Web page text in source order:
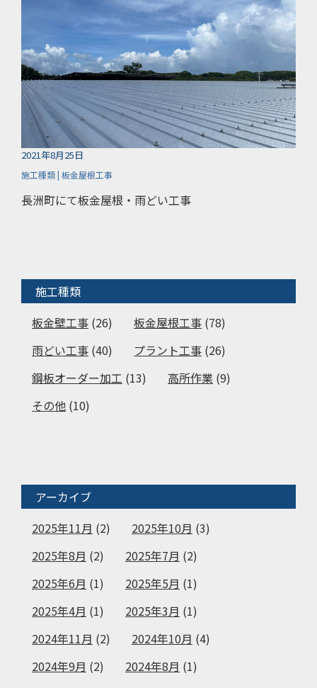
2021年8月25日
施工種類 | 板金屋根工事
長洲町にて板金屋根・雨どい工事
施工種類
板金壁工事 (26) 板金屋根工事 (78)
雨どい工事 (40) プラント工事 (26)
鋼板オーダー加工 (13) 高所作業 (9)
その他 (10)
アーカイブ
2025年11月 (2) 2025年10月 (3)
2025年8月 (2) 2025年7月 (2)
2025年6月 (1) 2025年5月 (1)
2025年4月 (1) 2025年3月 (1)
2024年11月 (2) 2024年10月 (4)
2024年9月 (2) 2024年8月 (1)